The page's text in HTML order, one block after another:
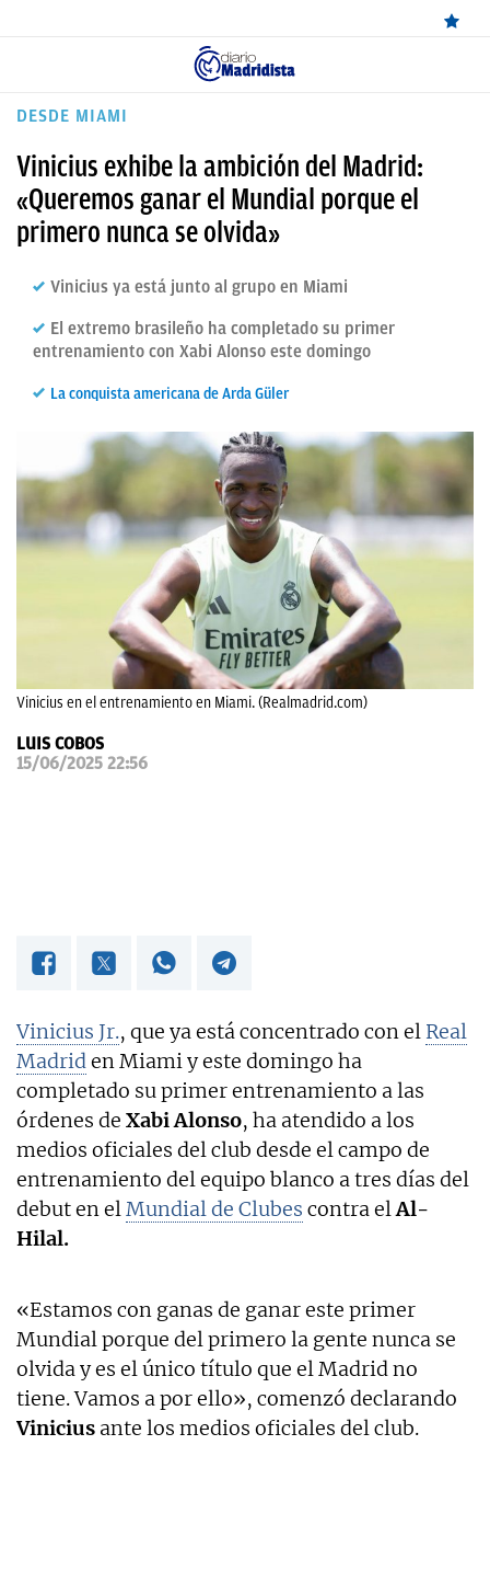
ÚLTIMAS
REAL
MADRID
FICHAJES
DIRECTO
FEMENINO
PAPARAZZI
OKDIARIO
DESDE MIAMI
Vinicius exhibe la ambición del Madrid:
«Queremos ganar el Mundial porque el
primero nunca se olvida»
Vinicius ya está junto al grupo en Miami
El extremo brasileño ha completado su primer
entrenamiento con Xabi Alonso este domingo
La conquista americana de Arda Güler
Vinicius en el entrenamiento en Miami. (Realmadrid.com)
LUIS COBOS
15/06/2025 22:56
Vinicius Jr., que ya está concentrado con el Real
Madriden Miami y este domingo ha
completado su primer entrenamiento a las
órdenes de Xabi Alonso, ha atendido a los
medios oficiales del club desde el campo de
entrenamiento del equipo blanco a tres días del
debut en elMundial de Clubes contra elAl-
Hilal.
«Estamos con ganas de ganar este primer
Mundial porque del primero la gente nunca se
olvida y es el único título que el Madrid no
tiene. Vamos a por ello», comenzó declarando
Vinicius ante los medios oficiales del club.